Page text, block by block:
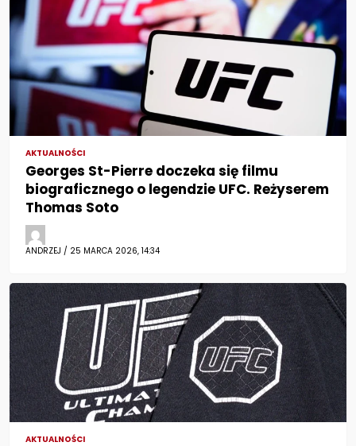
AKTUALNOŚCI
Georges St-Pierre doczeka się filmu
biograficznego o legendzie UFC. Reżyserem
Thomas Soto
ANDRZEJ / 25 MARCA 2026, 14:34
AKTUALNOŚCI